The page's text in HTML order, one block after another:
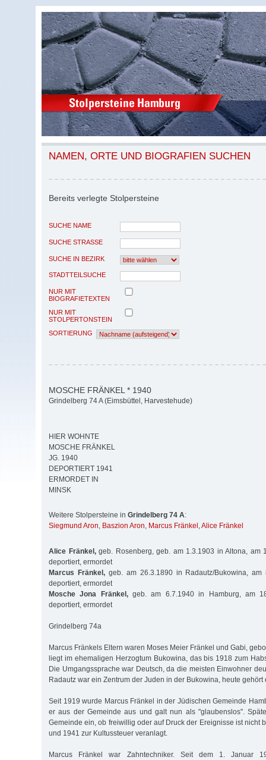
NAMEN, ORTE UND BIOGRAFIEN SUCHEN
Bereits verlegte Stolpersteine
SUCHE NAME
SUCHE STRASSE
SUCHE IN BEZIRK
STADTTEILSUCHE
NUR MIT
BIOGRAFIETEXTEN
NUR MIT
STOLPERTONSTEIN
SORTIERUNG
MOSCHE FRÄNKEL * 1940
Grindelberg 74 A (Eimsbüttel, Harvestehude)
HIER WOHNTE
MOSCHE FRÄNKEL
JG. 1940
DEPORTIERT 1941
ERMORDET IN
MINSK
Weitere Stolpersteine in Grindelberg 74 A:
Siegmund Aron, Baszion Aron, Marcus Fränkel ,Alice Fränkel
Alice Fränkel,geb. Rosenberg, geb. am 1.3.1903 in Altona, am
deportiert, ermordet
Marcus Fränkel,geb. am 26.3.1890 in Radautz/Bukowina, am
deportiert, ermordet
Mosche Jona Fränkel,geb. am 6.7.1940 in Hamburg, am
deportiert, ermordet
Grindelberg 74a
Marcus Fränkels Eltern waren Moses Meier Fränkel und Gabi,
liegt im ehemaligen Herzogtum Bukowina, das bis 1918 zum
Die Umgangssprache war Deutsch, da die meisten Einwohner
Radautz war ein Zentrum der Juden in der Bukowina, heute gehört
Seit 1919 wurde Marcus Fränkel in der Jüdischen Gemeinde
er aus der Gemeinde aus und galt nun als "glaubenslos".
Gemeinde ein, ob freiwillig oder auf Druck der Ereignisse ist nicht
und 1941 zur Kultussteuer veranlagt.
Marcus Fränkel war Zahntechniker. Seit dem 1. Januar